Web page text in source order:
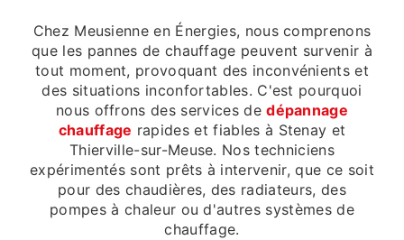
Chez Meusienne en Énergies, nous comprenons
que les pannes de chauffage peuvent survenir à
tout moment, provoquant des inconvénients et
des situations inconfortables. C'est pourquoi
nous offrons des services dedépannage
chauffage rapides et fiables à Stenay et
Thierville-sur-Meuse. Nos techniciens
expérimentés sont prêts à intervenir, que ce soit
pour des chaudières, des radiateurs, des
pompes à chaleur ou d'autres systèmes de
chauffage.